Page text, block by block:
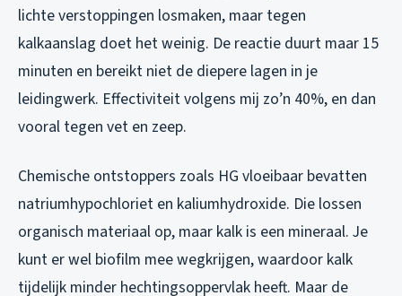
lichte verstoppingen losmaken, maar tegen
kalkaanslag doet het weinig. De reactie duurt maar 15
minuten en bereikt niet de diepere lagen in je
leidingwerk. Effectiviteit volgens mij zo’n 40%, en dan
vooral tegen vet en zeep.
Chemische ontstoppers zoals HG vloeibaar bevatten
natriumhypochloriet en kaliumhydroxide. Die lossen
organisch materiaal op, maar kalk is een mineraal. Je
kunt er wel biofilm mee wegkrijgen, waardoor kalk
tijdelijk minder hechtingsoppervlak heeft. Maar de